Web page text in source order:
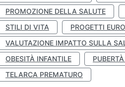
PROMOZIONE DELLA SALUTE
STILI DI VITA
PROGETTI
VALUTAZIONE IMPATTO SULLA
OBESITÀ INFANTILE
TELARCA PREMATURO